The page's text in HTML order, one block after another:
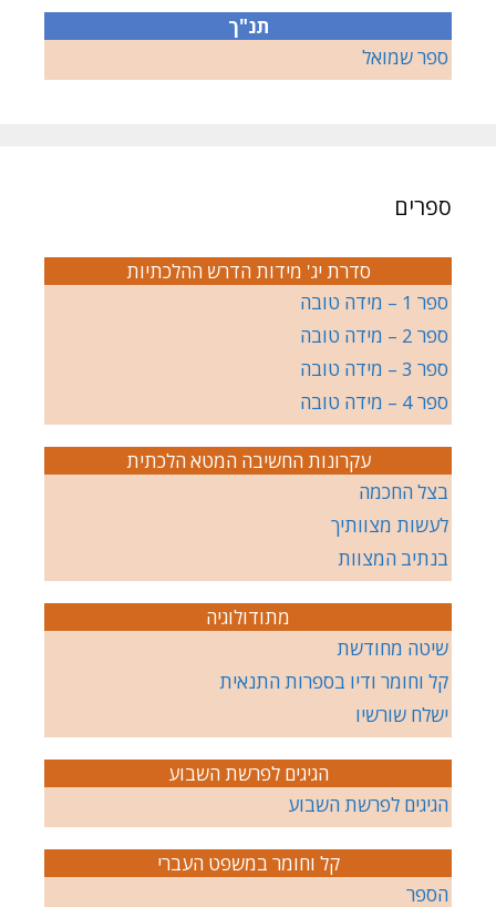
תנ"ך
ספר שמואל
ספרים
סדרת יג' מידות הדרש ההלכתיות
ספר 1 – מידה טובה
ספר 2 – מידה טובה
ספר 3 – מידה טובה
ספר 4 – מידה טובה
עקרונות החשיבה המטא הלכתית
בצל החכמה
לעשות מצוותיך
בנתיב המצוות
מתודולוגיה
שיטה מחודשת
קל וחומר ודיו בספרות התנאית
ישלח שורשיו
הגיגים לפרשת השבוע
הגיגים לפרשת השבוע
קל וחומר במשפט העברי
הספר